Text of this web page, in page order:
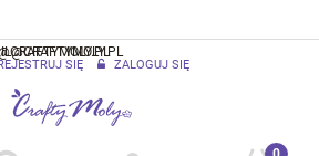
SIĘ ZALOGUJ SIĘ